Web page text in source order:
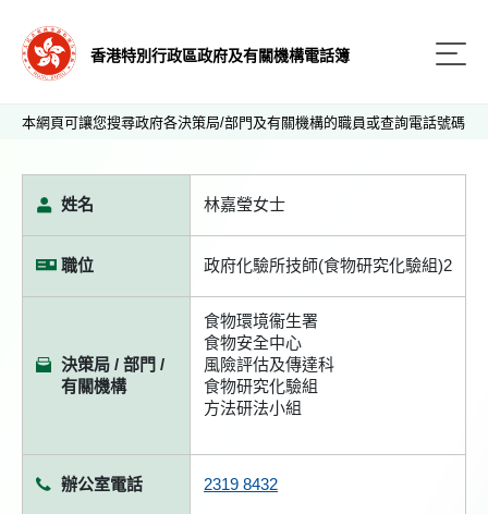
香港特別行政區政府及有關機構電話簿
本網頁可讓您搜尋政府各決策局/部門及有關機構的職員或查詢電話號碼
姓名 林嘉瑩女士
職位 政府化驗所技師(食物研究化驗組)2
決策局 / 部門 /
有關機構
食物環境衞生署
食物安全中心
風險評估及傳達科
食物研究化驗組
方法研法小組
辦公室電話 2319 8432